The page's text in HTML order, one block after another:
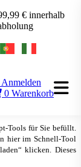
Tools für Sie befüllt.
hier im Schnell-Tool
klicken. Dieses
€ innerhalb
Anmelden
0 Warenkorb